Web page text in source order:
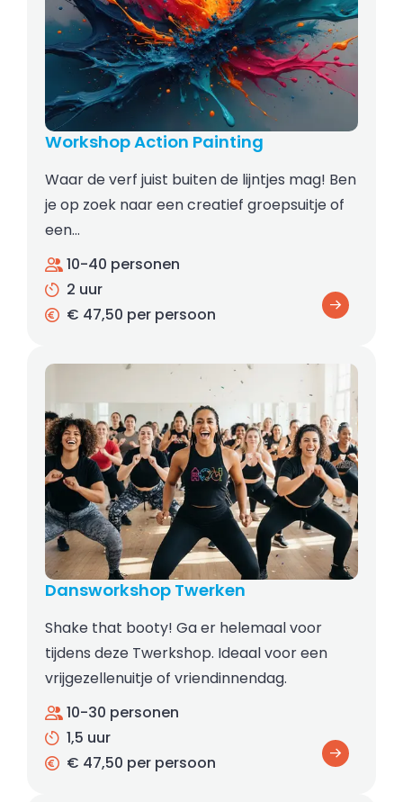
Workshop Action Painting
Waar de verf juist buiten de lijntjes mag! Ben
je op zoek naar een creatief groepsuitje of
een…
10-40 personen
2 uur
€ 47,50 per persoon
Dansworkshop Twerken
Shake that booty! Ga er helemaal voor
tijdens deze Twerkshop. Ideaal voor een
vrijgezellenuitje of vriendinnendag.
10-30 personen
1,5 uur
€ 47,50 per persoon